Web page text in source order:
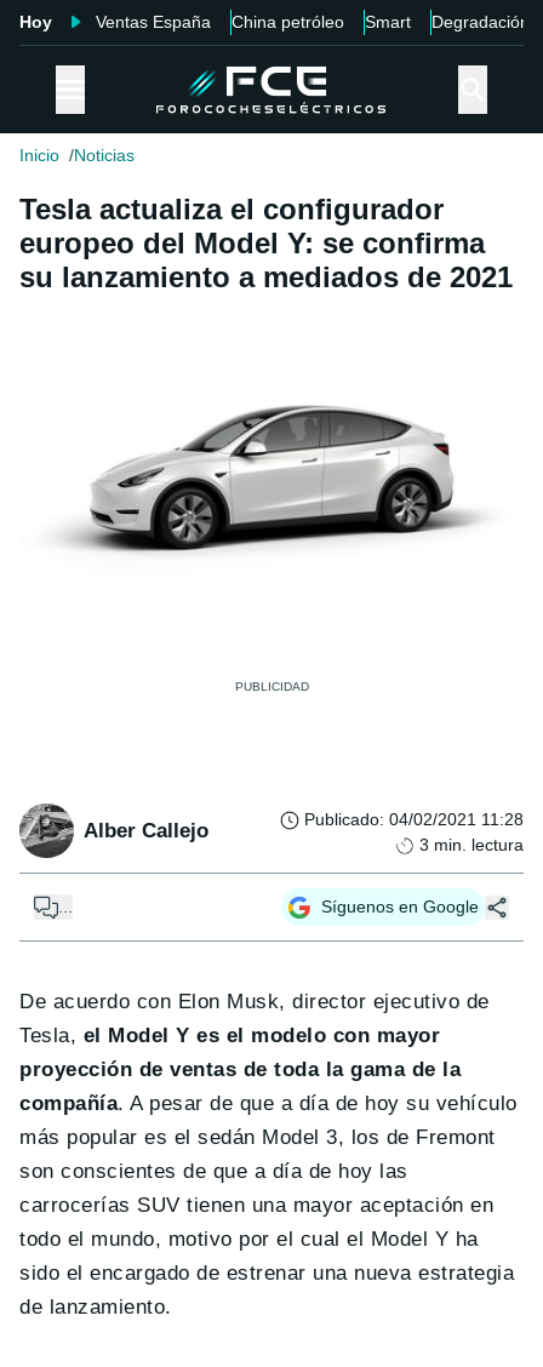
Hoy Ventas España China petróleo Smart Degradación
Inicio Noticias
Tesla actualiza el configurador
europeo del Model Y: se confirma
su lanzamiento a mediados de 2021
Alber Callejo Publicado: 04/02/2021 11:28
3 min. lectura
... Síguenos en Google
De acuerdo con Elon Musk, director ejecutivo de
Tesla, el Model Y es el modelo con mayor
proyección de ventas de toda la gama de la
compañía. A pesar de que a día de hoy su vehículo
más popular es el sedán Model 3, los de Fremont
son conscientes de que a día de hoy las
carrocerías SUV tienen una mayor aceptación en
todo el mundo, motivo por el cual el Model Y ha
sido el encargado de estrenar una nueva estrategia
de lanzamiento.